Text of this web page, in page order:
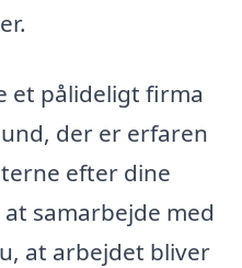
et pålideligt firma
der er erfaren
efter dine
samarbejde med
at arbejdet bliver